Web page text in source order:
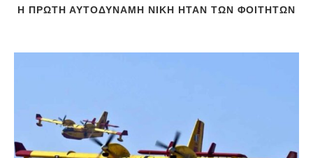
Η ΠΡΩΤΗ ΑΥΤΟΔΥΝΑΜΗ ΝΙΚΗ ΗΤΑΝ ΤΩΝ ΦΟΙΤΗΤΩΝ